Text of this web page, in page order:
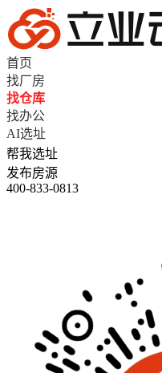
首页
找厂房
找仓库
找办公
AI选址
帮我选址
发布房源
400-833-0813